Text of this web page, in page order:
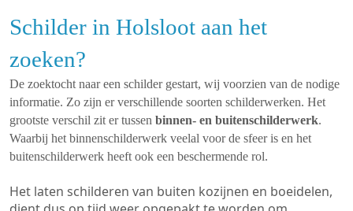
Schilder in Holsloot aan het
zoeken?
De zoektocht naar een schilder gestart, wij voorzien van de nodige
informatie. Zo zijn er verschillende soorten schilderwerken. Het
grootste verschil zit er tussen binnen- en buitenschilderwerk.
Waarbij het binnenschilderwerk veelal voor de sfeer is en het
buitenschilderwerk heeft ook een beschermende rol.
Het laten schilderen van buiten kozijnen en boeidelen,